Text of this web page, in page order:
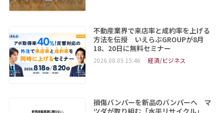
不動産業界で来店率と成約率を上げる
方法を伝授 いえらぶGROUPが8月
18、20日に無料セミナー
2026.08.05 15:46 経済/ビジネス
損傷バンパーを新品のバンパーへ マ
ツダが取り組む「水平リサイクル」